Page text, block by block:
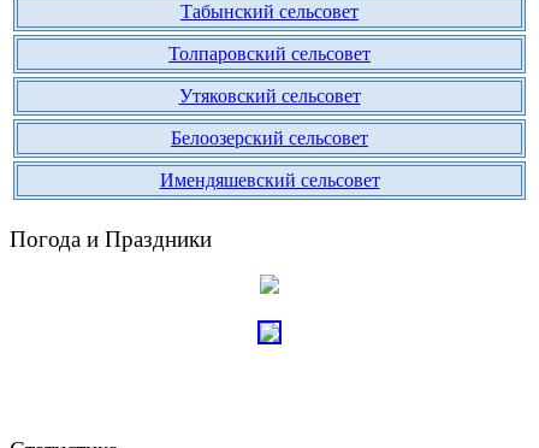
Табынский сельсовет
Толпаровский сельсовет
Утяковский сельсовет
Белоозерский сельсовет
Имендяшевский сельсовет
Погода и Праздники